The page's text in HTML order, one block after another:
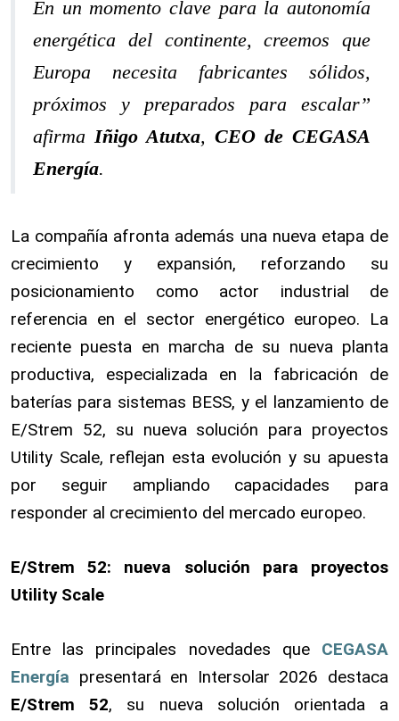
En un momento clave para la autonomía
energética del continente, creemos que
Europa necesita fabricantes sólidos,
próximos y preparados para escalar”
afirmaIñigo Atutxa, CEO de CEGASA
Energía.
La compañía afronta además una nueva etapa de
crecimiento y expansión, reforzando su
posicionamiento como actor industrial de
referencia en el sector energético europeo. La
reciente puesta en marcha de su nueva planta
productiva, especializada en la fabricación de
baterías para sistemas BESS, y el lanzamiento de
E/Strem 52, su nueva solución para proyectos
Utility Scale, reflejan esta evolución y su apuesta
por seguir ampliando capacidades para
responder al crecimiento del mercado europeo.
E/Strem 52: nueva solución para proyectos
Utility Scale
Entre las principales novedades que CEGASA
Energía presentará en Intersolar 2026 destaca
E/Strem 52, su nueva solución orientada a